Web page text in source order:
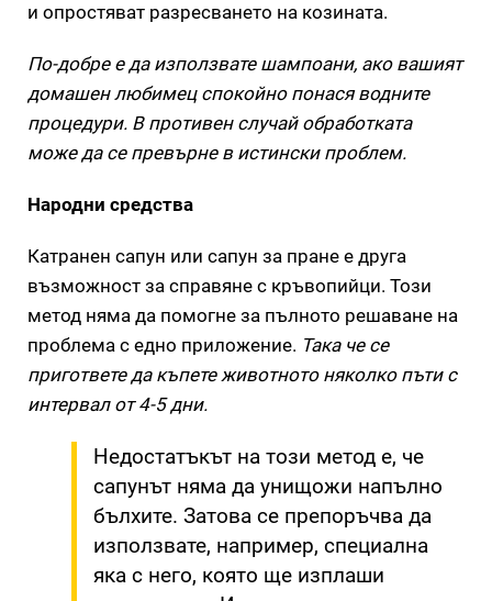
и опростяват разресването на козината.
По-добре е да използвате шампоани, ако вашият
домашен любимец спокойно понася водните
процедури. В противен случай обработката
може да се превърне в истински проблем.
Народни средства
Катранен сапун или сапун за пране е друга
възможност за справяне с кръвопийци. Този
метод няма да помогне за пълното решаване на
проблема с едно приложение. Така че се
пригответе да къпете животното няколко пъти с
интервал от 4-5 дни.
Недостатъкът на този метод е, че
сапунът няма да унищожи напълно
бълхите. Затова се препоръчва да
използвате, например, специална
яка с него, която ще изплаши